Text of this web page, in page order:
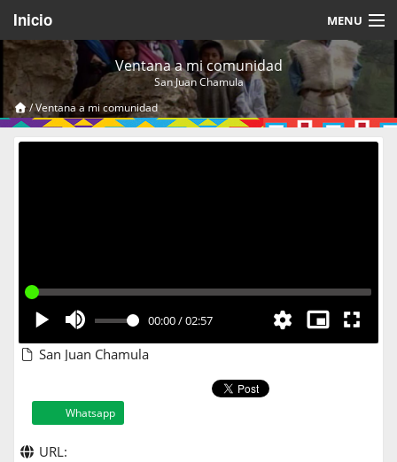
Inicio MENU
Acerca de
Videos Temáticos
Cerrar Sesión
Ventana a mi comunidad
San Juan Chamula
/Ventana a mi comunidad
00:00/02:57
San Juan Chamula
Whatsapp
URL: